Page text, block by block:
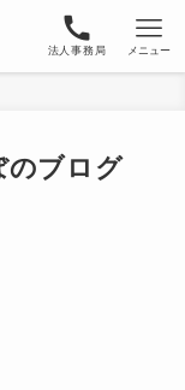
法人事務局 メニュー
ブログ